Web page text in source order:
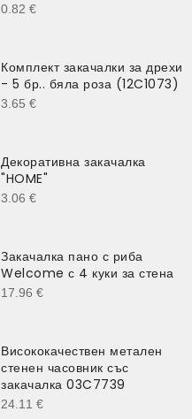
0.82 €
Комплект закачалки за дрехи
- 5 бр.. бяла роза (12C1073)
3.65 €
Декоративна закачалка
"HOME"
3.06 €
Закачалка пано с риба
Welcome с 4 куки за стена
17.96 €
Висококачествен метален
стенен часовник със
закачалка 03C7739
24.11 €